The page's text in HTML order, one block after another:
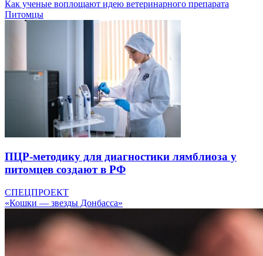
Как ученые воплощают идею ветеринарного препарата
Питомцы
ПЦР-методику для диагностики лямблиоза у
питомцев создают в РФ
СПЕЦПРОЕКТ
«Кошки — звезды Донбасса»